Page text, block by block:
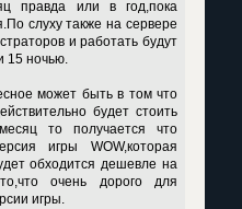
правда или в год,пока
слуху также на сервере
и работать будут
15 ночью.
может быть в том что
будет стоить
то получается что
игры WOW,которая
обходится дешевле на
очень дорого для
игры.